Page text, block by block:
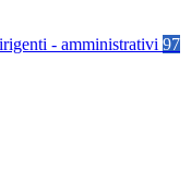
- amministrativi 97